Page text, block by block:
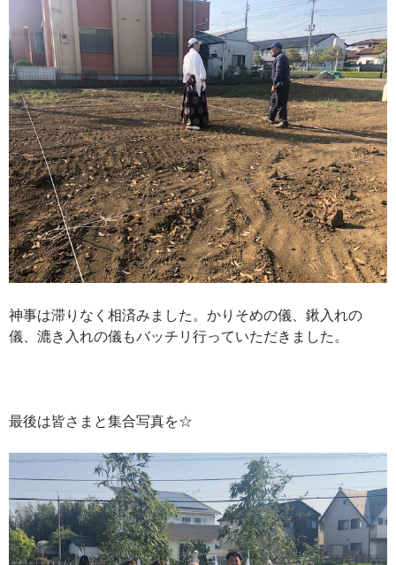
神事は滞りなく相済みました。かりそめの儀、鍬入れの
儀、漉き入れの儀もバッチリ行っていただきました。
最後は皆さまと集合写真を☆